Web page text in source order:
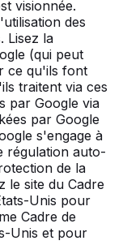
visionnée.
des
Lisez la
(qui peut
ce qu'ils font
traitent via ces
par Google via
par Google
s'engage à
régulation auto-
de la
le site du Cadre
Unis pour
Cadre de
Unis et pour